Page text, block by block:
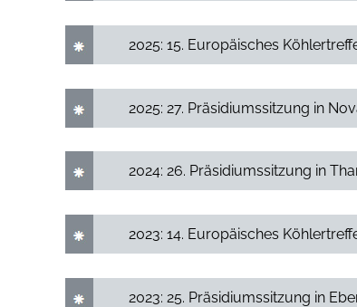
2025: 15. Europäisches
2025: 27. Präsidiumssitzung in
2024: 26. Präsidiumssitzung in
2023: 14. Europäisches
2023: 25. Präsidiumssitzung in